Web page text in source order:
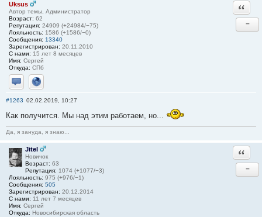
Uksus
Автор темы, Администратор
Возраст: 62
Репутация: 24909 (+24984/−75)
Лояльность: 1586 (+1586/−0)
Сообщения: 13340
Зарегистрирован: 20.11.2010
С нами: 15 лет 8 месяцев
Имя: Сергей
Откуда: СПб
Отправить личное сообщение
Сайт
−
#1263 02.02.2019, 10:27
Как получится. Мы над этим работаем, но...
Да, я зануда, я знаю...
Jitel
Новичок
Возраст: 63
Репутация: 1074 (+1077/−3)
Лояльность: 975 (+976/−1)
Сообщения: 505
Зарегистрирован: 20.12.2014
С нами: 11 лет 7 месяцев
Имя: Сергей
Откуда: Новосибирская область
−